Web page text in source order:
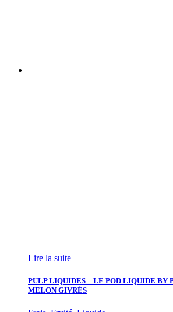
Lire la suite
PULP LIQUIDES – LE POD LIQUIDE BY
MELON GIVRÉS